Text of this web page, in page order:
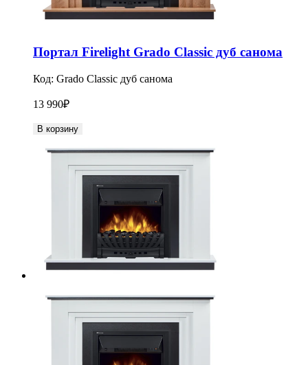
Портал Firelight Grado Classic дуб санома
Код: Grado Classic дуб санома
13 990₽
В корзину